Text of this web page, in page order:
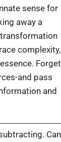
sense for
away a
complexity,
Forget
and pass
and
Can